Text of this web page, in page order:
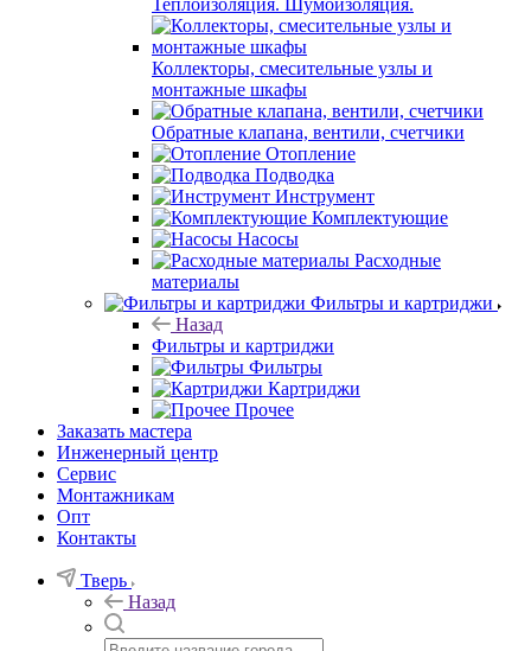
Теплоизоляция. Шумоизоляция.
Коллекторы, смесительные узлы и
монтажные шкафы
Обратные клапана, вентили, счетчики
Отопление
Подводка
Инструмент
Комплектующие
Насосы
Расходные
материалы
Фильтры и картриджи
Назад
Фильтры и картриджи
Фильтры
Картриджи
Прочее
Заказать мастера
Инженерный центр
Сервис
Монтажникам
Опт
Контакты
Тверь
Назад